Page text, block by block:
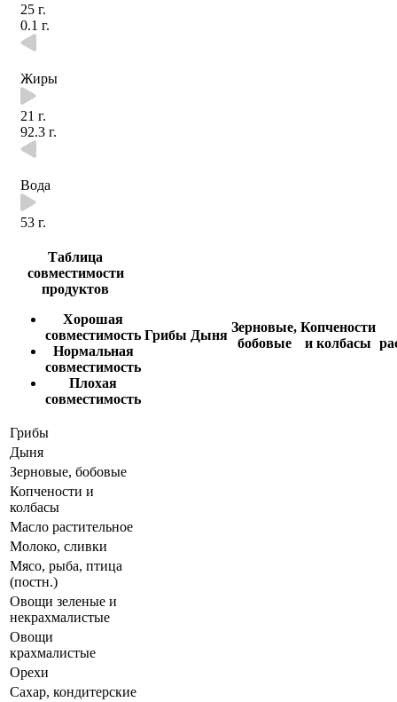
25 г.
0.1 г.
Жиры
21 г.
92.3 г.
Вода
53 г.
Таблица
совместимости
продуктов
Хорошая
совместимость
Нормальная
совместимость
Плохая
совместимость
Грибы Дыня
Зерновые,
бобовые
Копчености
и колбасы
Грибы
Дыня
Зерновые, бобовые
Копчености и
колбасы
Масло растительное
Молоко, сливки
Мясо, рыба, птица
(постн.)
Овощи зеленые и
некрахмалистые
Овощи
крахмалистые
Орехи
Сахар, кондитерские